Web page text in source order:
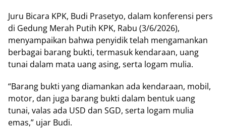
Juru Bicara KPK, Budi Prasetyo, dalam konferensi pers
di Gedung Merah Putih KPK, Rabu (3/6/2026),
menyampaikan bahwa penyidik telah mengamankan
berbagai barang bukti, termasuk kendaraan, uang
tunai dalam mata uang asing, serta logam mulia.
“Barang bukti yang diamankan ada kendaraan, mobil,
motor, dan juga barang bukti dalam bentuk uang
tunai, valas ada USD dan SGD, serta logam mulia
emas,” ujar Budi.